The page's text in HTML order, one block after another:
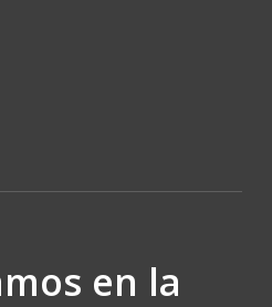
en la